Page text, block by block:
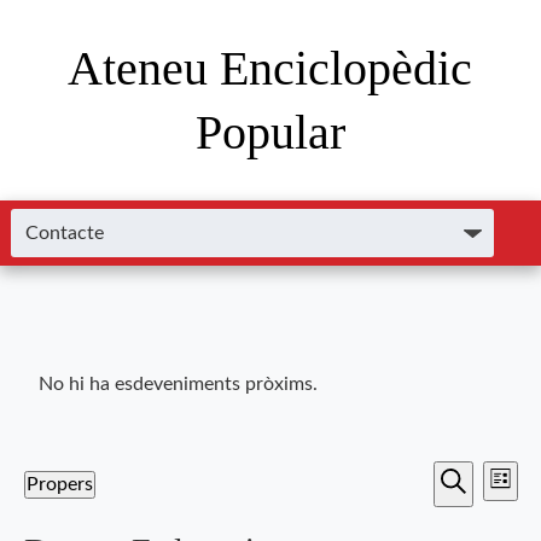
Ateneu Enciclopèdic
Popular
No hi ha esdeveniments pròxims.
Cerca de
Llista
Propers